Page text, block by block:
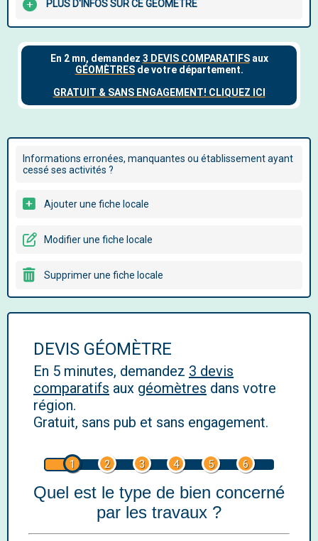
PLUS D'INFOS SUR CE GÉOMÈTRE
Informations erronées, manquantes ou établissement ayant
cessé ses activités ?
Ajouter une fiche locale
Modifier une fiche locale
Supprimer une fiche locale
DEVIS GÉOMÈTRE
En 5 minutes, demandez 3 devis
comparatifs aux géomètres dans votre
région.
Gratuit, sans pub et sans engagement.
1 2 3 4 5 6
Quel est le type de bien concerné
par les travaux ?